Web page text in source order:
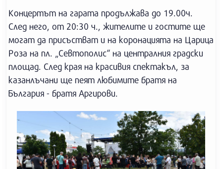
Концертът на гарата продължава до 19.00ч.
След него, от 20:30 ч., жителите и гостите ще
могат да присъстват и на коронацията на Царица
Роза на пл. „Севтополис“ на централния градски
площад. След края на красивия спектакъл, за
казанлъчани ще пеят любимите братя на
България - братя Аргирови.